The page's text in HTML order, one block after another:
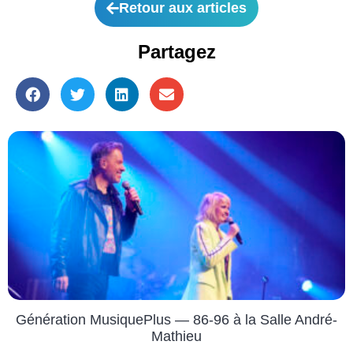
Retour aux articles
Partagez
Génération MusiquePlus — 86-96 à la Salle André-
Mathieu